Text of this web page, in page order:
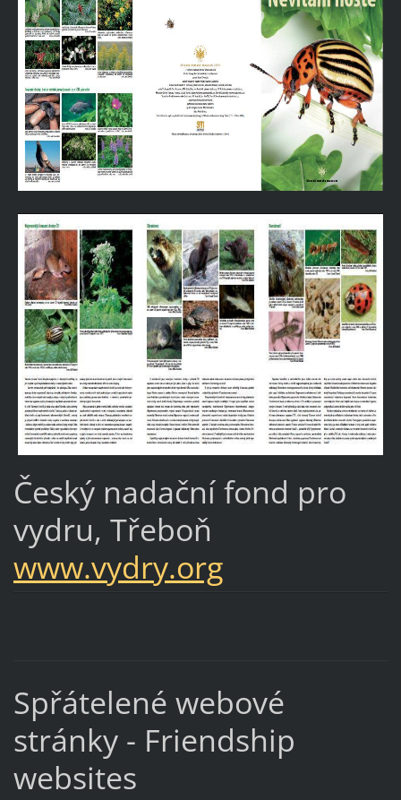
Český nadační fond pro
vydru, Třeboň
www.vydry.org
Spřátelené webové
stránky - Friendship
websites